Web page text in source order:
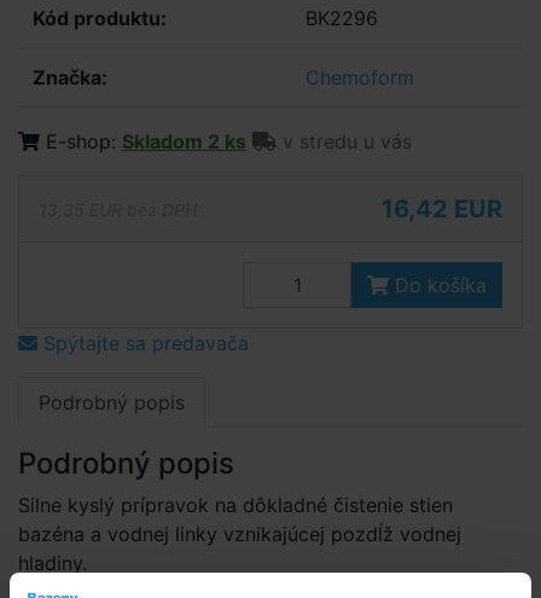
Kód produktu: BK2296
Značka: Chemoform
E-shop: Skladom 2 ks v stredu u vás
16,42 EUR
Do košíka
Spýtajte sa predavača
Podrobný popis
Podrobný popis
Silne kyslý prípravok na dôkladné čistenie stien
bazéna a vodnej linky vznikajúcej pozdĺž vodnej
hladiny.